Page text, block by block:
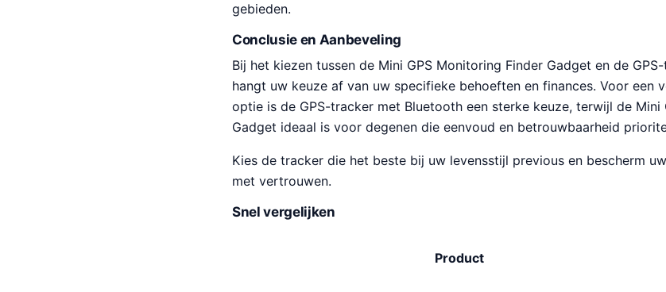
gebieden.
Conclusie en Aanbeveling
Bij het kiezen tussen de Mini GPS Monitoring Finder Gadget en de
hangt uw keuze af van uw specifieke behoeften en finances. Voor een
optie is de GPS-tracker met Bluetooth een sterke keuze, terwijl de Mini
Gadget ideaal is voor degenen die eenvoud en betrouwbaarheid
Kies de tracker die het beste bij uw levensstijl previous en bescherm
met vertrouwen.
Snel vergelijken
Product